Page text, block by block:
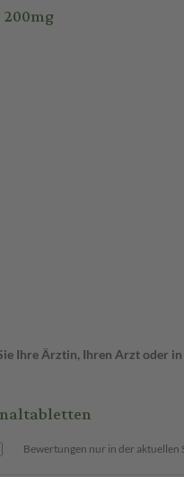
Ihre Ärztin, Ihren Arzt oder
Bewertungen nur in der aktuellen